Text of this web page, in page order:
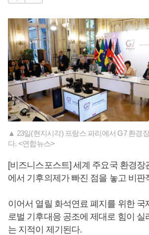
▲ 23일(현지시각) 프랑스 파리에서 G7 환경
다. <연합뉴스>
[비즈니스포스트] 세계 주요국 환경장
에서 기후의제가 빠진 점을 놓고 비판
이어서 열릴 화석연료 폐지를 위한 국
로벌 기후대응 공조에 제대로 힘이 실
는 지적이 제기된다.